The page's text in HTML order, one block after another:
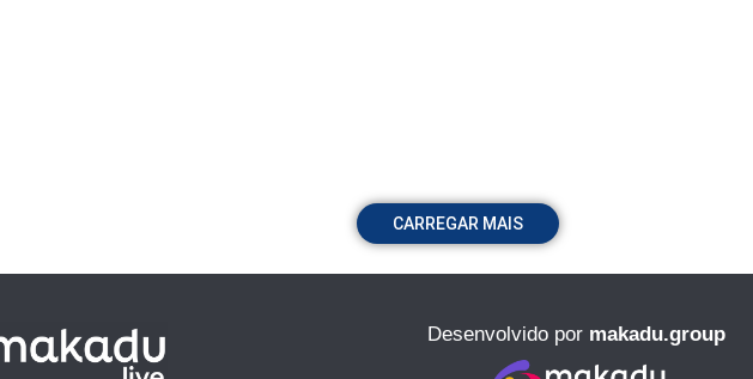
CARREGAR MAIS
Desenvolvido por makadu.group